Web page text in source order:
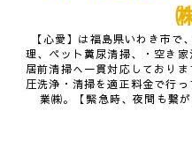
【心愛】は福島県いわき市
理、ペット糞尿清掃、・空き
居前清掃へ一貫対応しており
圧洗浄・清掃を適正料金で行
業㈱。【緊急時、夜間も繋